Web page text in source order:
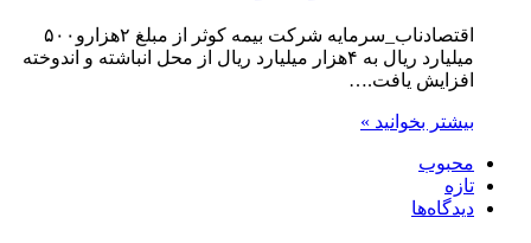
اقتصادناب_سرمایه شرکت بیمه کوثر از مبلغ ۲هزارو۵۰۰
میلیارد ریال به ۴هزار میلیارد ریال از محل انباشته و اندوخته
افزایش یافت.…
بیشتر بخوانید »
محبوب
تازه
دیدگاه‌ها